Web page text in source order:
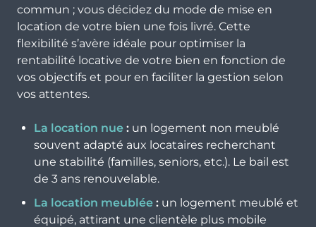
commun ; vous décidez du mode de mise en
location de votre bien une fois livré. Cette
flexibilité s’avère idéale pour optimiser la
rentabilité locative de votre bien en fonction de
vos objectifs et pour en faciliter la gestion selon
vos attentes.
La location nue : un logement non meublé
souvent adapté aux locataires recherchant
une stabilité (familles, seniors, etc.). Le bail est
de 3 ans renouvelable.
La location meublée : un logement meublé et
équipé, attirant une clientèle plus mobile